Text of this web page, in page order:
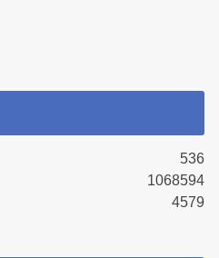
536
1068594
4579